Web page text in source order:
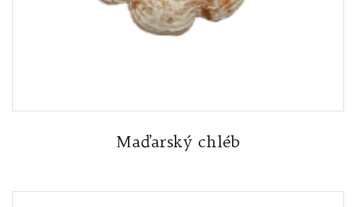
Maďarský chléb